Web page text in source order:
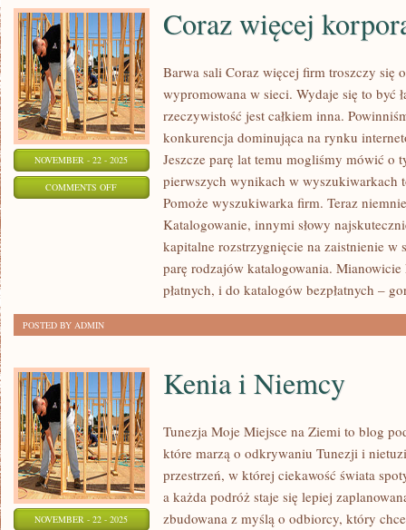
NOVEMBER - 22 - 2025
COMMENTS OFFON
KORPORACJI
TROSZCZY
Coraz więcej
Barwa sali Coraz więcej firm troszczy się
wypromowana w sieci. Wydaje się to być
rzeczywistość jest całkiem inna.
konkurencja dominująca na rynku
Jeszcze parę lat temu mogliśmy mówić o
pierwszych wynikach w wyszukiwarkach
Pomoże wyszukiwarka firm. Teraz
Katalogowanie, innymi słowy
kapitalne rozstrzygnięcie na zaistnienie w
parę rodzajów katalogowania.
płatnych, i do katalogów bezpłatnych –
POSTED BY ADMIN
NOVEMBER - 22 - 2025
Kenia i Niemcy
Tunezja Moje Miejsce na Ziemi to blog
które marzą o odkrywaniu Tunezji i
przestrzeń, w której ciekawość świata
a każda podróż staje się lepiej
zbudowana z myślą o odbiorcy, który